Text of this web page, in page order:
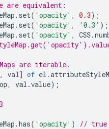
equivalent:
. set( 'opacity' , 0.3);
. set( 'opacity' , '0.3' );
. set( 'opacity' , CSS .
are iterable.
,
val] of el .
, val .value);
.has( 'opacity' ) // true